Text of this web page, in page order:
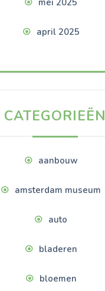
mei 2025
april 2025
CATEGORIEËN
aanbouw
amsterdam museum
auto
bladeren
bloemen